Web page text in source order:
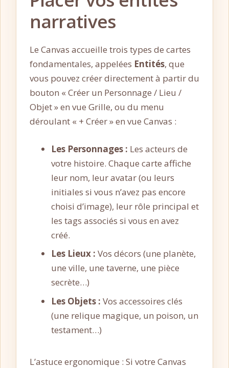
narratives
Le Canvas accueille trois types de cartes
fondamentales, appelées Entités, que
vous pouvez créer directement à partir du
bouton « Créer un Personnage / Lieu /
Objet » en vue Grille, ou du menu
déroulant « + Créer » en vue Canvas :
Les Personnages : Les acteurs de
votre histoire. Chaque carte affiche
leur nom, leur avatar (ou leurs
initiales si vous n’avez pas encore
choisi d’image), leur rôle principal et
les tags associés si vous en avez
créé.
Les Lieux : Vos décors (une planète,
une ville, une taverne, une pièce
secrète…)
Les Objets : Vos accessoires clés
(une relique magique, un poison, un
testament…)
L’astuce ergonomique : Si votre Canvas